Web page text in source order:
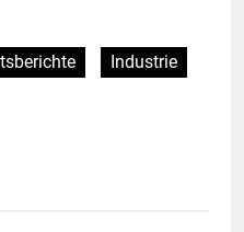
Industrie